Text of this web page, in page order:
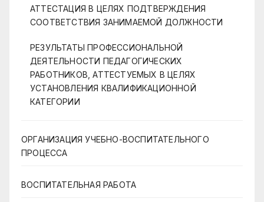
АТТЕСТАЦИЯ В ЦЕЛЯХ ПОДТВЕРЖДЕНИЯ
СООТВЕТСТВИЯ ЗАНИМАЕМОЙ ДОЛЖНОСТИ
РЕЗУЛЬТАТЫ ПРОФЕССИОНАЛЬНОЙ
ДЕЯТЕЛЬНОСТИ ПЕДАГОГИЧЕСКИХ
РАБОТНИКОВ, АТТЕСТУЕМЫХ В ЦЕЛЯХ
УСТАНОВЛЕНИЯ КВАЛИФИКАЦИОННОЙ
КАТЕГОРИИ
ОРГАНИЗАЦИЯ УЧЕБНО-ВОСПИТАТЕЛЬНОГО
ПРОЦЕССА
ВОСПИТАТЕЛЬНАЯ РАБОТА